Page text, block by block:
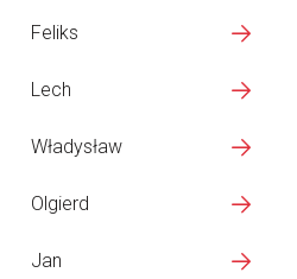
Feliks
Lech
Władysław
Olgierd
Jan